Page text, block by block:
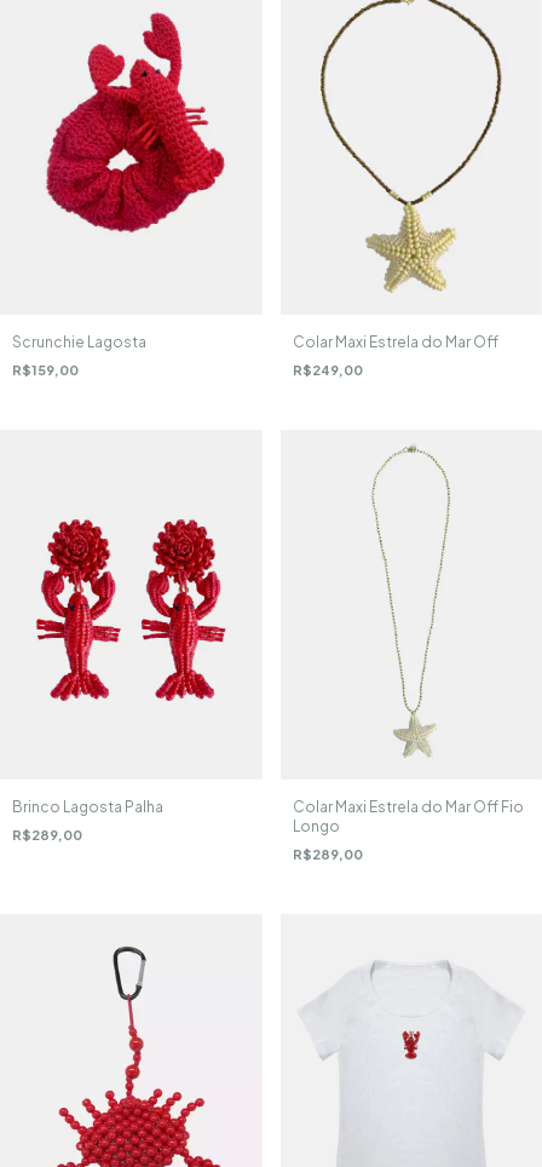
Scrunchie Lagosta
R$159,00
Colar Maxi Estrela do Mar Off
R$249,00
Brinco Lagosta Palha
R$289,00
Colar Maxi Estrela do Mar Off Fio
Longo
R$289,00